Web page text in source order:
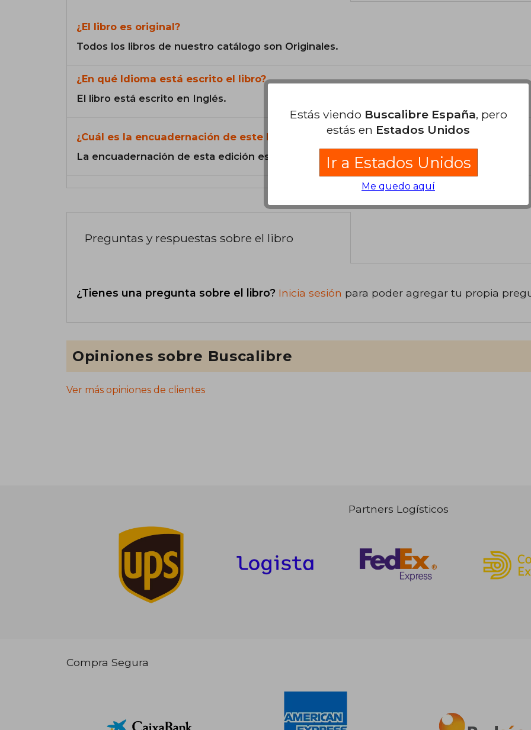
¿El libro es original?
Todos los libros de nuestro catálogo son Originales.
¿En qué Idioma está escrito el libro?
El libro está escrito en Inglés.
¿Cuál es la encuadernación de este libro?
La encuadernación de esta edición es Tapa Dura.
Preguntas y respuestas sobre el libro
¿Tienes una pregunta sobre el libro? Inicia sesión para poder agregar tu propia
Opiniones sobre Buscalibre
Ver más opiniones de clientes
Partners Logísticos
Compra Segura
Estás viendo Buscalibre España, pero
estás en Estados Unidos
Ir a Estados Unidos
Me quedo aquí